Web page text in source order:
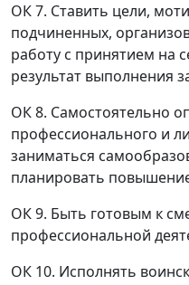
ОК 7. Ставить цели,
подчиненных,
работу с принятием на
результат выполнения
ОК 8. Самостоятельно
профессионального и
заниматься
планировать
ОК 9. Быть готовым к
профессиональной
ОК 10. Исполнять